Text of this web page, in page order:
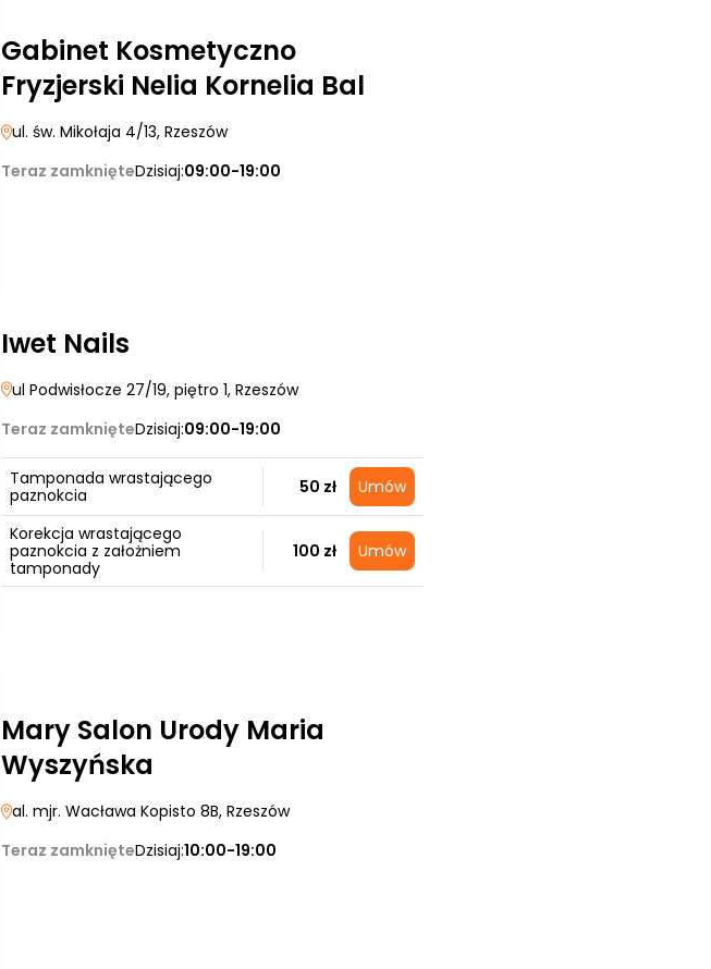
Gabinet Kosmetyczno
Fryzjerski Nelia Kornelia Bal
ul. św. Mikołaja 4/13, Rzeszów
Teraz zamknięteDzisiaj:09:00-19:00
Iwet Nails
ul Podwisłocze 27/19, piętro 1, Rzeszów
Teraz zamknięteDzisiaj:09:00-19:00
Tamponada wrastającego
paznokcia
50 zł Umów
Korekcja wrastającego
paznokcia z założniem
tamponady
100 zł Umów
Mary Salon Urody Maria
Wyszyńska
al. mjr. Wacława Kopisto 8B, Rzeszów
Teraz zamknięteDzisiaj:10:00-19:00